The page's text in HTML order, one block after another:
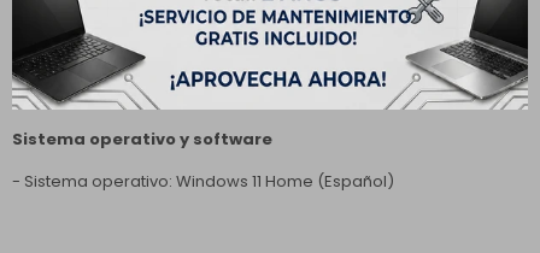
- Dimensiones: 356 × 251 × 18 mm
- Peso: 1.9 kg
Sistema operativo y software
- Sistema operativo: Windows 11 Home (Español)